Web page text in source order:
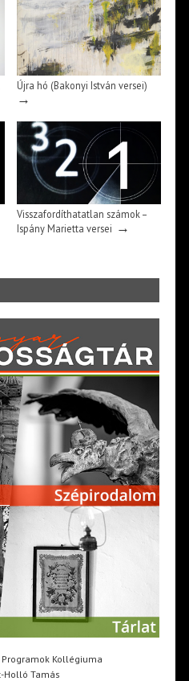
Újra hó (Bakonyi István versei)
→
Visszafordíthatatlan számok –
Ispány Marietta versei →
Kollégiuma
Holló Tamás